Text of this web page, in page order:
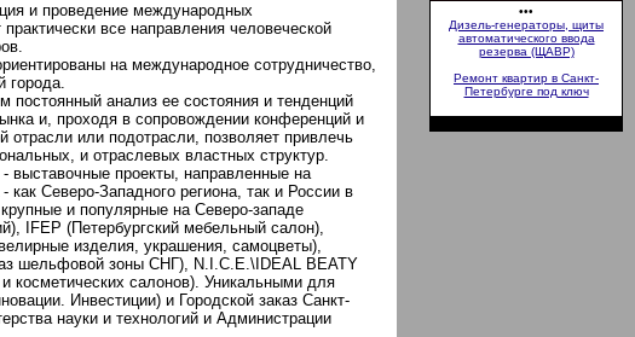
и проведение международных
все направления человеческой
на международное сотрудничество,
города.
анализ ее состояния и тенденций
и, проходя в сопровождении конференций и
или подотрасли, позволяет привлечь
и отраслевых властных структур.
выставочные проекты, направленные на
Северо-Западного региона, так и России в
и популярные на Северо-западе
IFEP (Петербургский мебельный салон),
изделия, украшения, самоцветы),
шельфовой зоны СНГ), N.I.C.E.\IDEAL BEATY
косметических салонов). Уникальными для
Инвестиции) и Городской заказ Санкт-
науки и технологий и Администрации
•••
Дизель-генераторы, щиты
автоматического ввода
резерва (ЩАВР)
Ремонт квартир в Санкт-
Петербурге под ключ